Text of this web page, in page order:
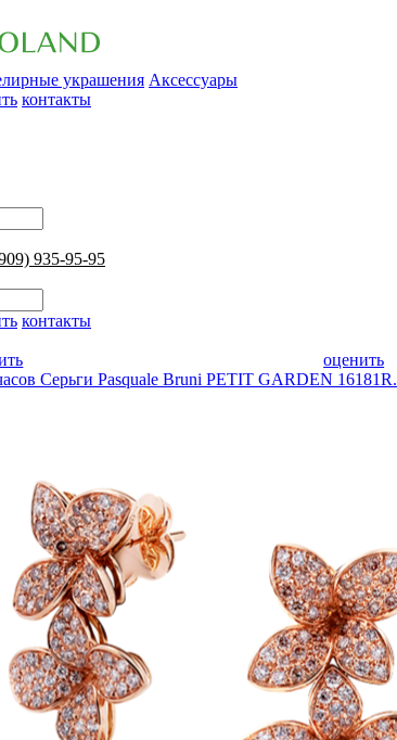
украшения Аксессуары
контакты
935-95-95
контакты
оценить
Серьги Pasquale Bruni PETIT GARDEN 16181R.